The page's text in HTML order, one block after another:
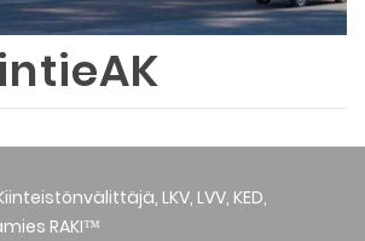
LKV, LVV, KED,
RAKI™